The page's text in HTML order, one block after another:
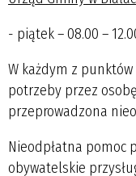
- piątek – 08.00 –
W każdym z
potrzeby przez
przeprowadzona
Nieodpłatna pomoc
obywatelskie